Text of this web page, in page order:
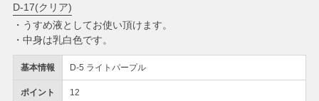
基本情報 D-5 ライトパープル
ポイント 12
D-17(クリア)
・うすめ液としてお使い頂けます。
・中身は乳白色です。